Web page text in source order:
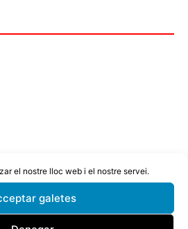
el nostre lloc web i el nostre servei.
galetes